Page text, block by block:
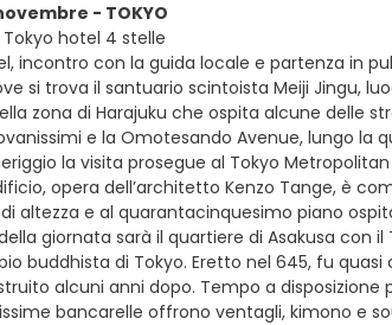
- TOKYO
hotel 4 stelle
incontro con la guida locale e partenza in
si trova il santuario scintoista Meiji Jingu,
zona di Harajuku che ospita alcune delle
e la Omotesando Avenue, lungo
la visita prosegue al Tokyo
opera dell’architetto Kenzo Tange, è
altezza e al quarantacinquesimo piano
giornata sarà il quartiere di Asakusa con
buddhista di Tokyo. Eretto nel 645, fu
alcuni anni dopo. Tempo a
bancarelle offrono ventagli, kimono e